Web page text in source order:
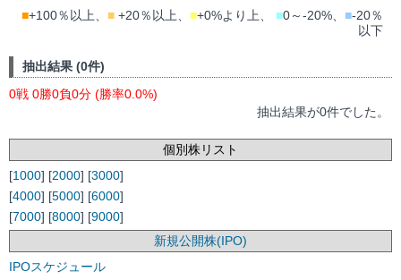
■+100％以上、 ■ +20％以上、 ■+0%より上、 ■0～-20%、 ■-20％
以下
抽出結果 (0件)
0戦 0勝0負0分 (勝率0.0%)
抽出結果が0件でした。
個別株リスト
[1000] [2000] [3000]
[4000] [5000] [6000]
[7000] [8000] [9000]
新規公開株(IPO)
IPOスケジュール